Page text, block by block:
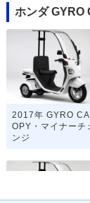
ホンダ GYRO
2017年 GYRO
OPY・マイナーチ
ンジ